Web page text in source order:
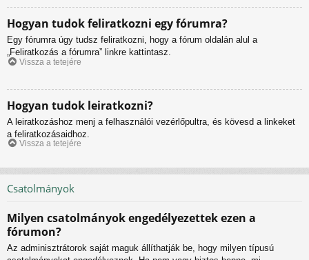
Hogyan tudok feliratkozni egy fórumra?
Egy fórumra úgy tudsz feliratkozni, hogy a fórum oldalán alul a
„Feliratkozás a fórumra” linkre kattintasz.
Vissza a tetejére
Hogyan tudok leiratkozni?
A leiratkozáshoz menj a felhasználói vezérlőpultra, és kövesd a linkeket
a feliratkozásaidhoz.
Vissza a tetejére
Csatolmányok
Milyen csatolmányok engedélyezettek ezen a
fórumon?
Az adminisztrátorok saját maguk állíthatják be, hogy milyen típusú